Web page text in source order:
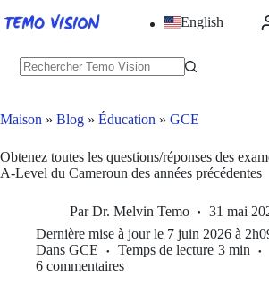
to
English
résultats
Maison » Blog » Éducation » GCE
Obtenez toutes les questions/réponses des
A-Level du Cameroun des années précédentes
Par Dr. Melvin Temo
31 mai
Dernière mise à jour le 7 juin 2026 à
Dans GCE Temps de lecture 3 min
6 commentaires